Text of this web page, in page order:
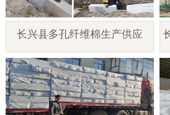
长兴县多孔纤维棉生产供应